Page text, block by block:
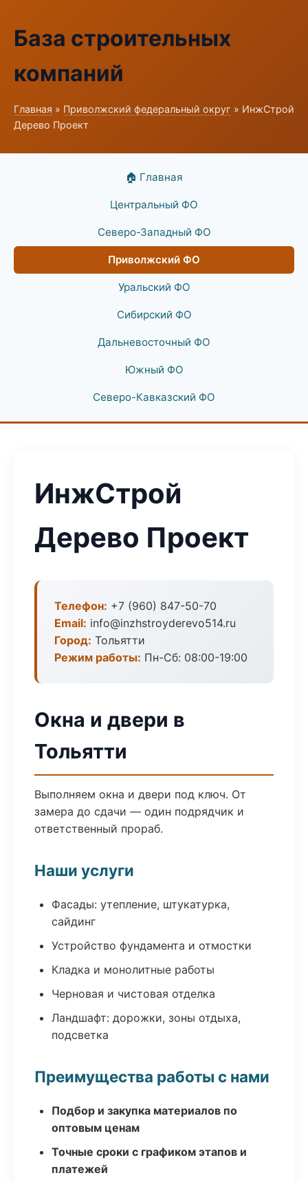
База строительных
компаний
Главная » Приволжский федеральный округ » ИнжСтрой
Дерево Проект
🏠 Главная
Центральный ФО
Северо-Западный ФО
Приволжский ФО
Уральский ФО
Сибирский ФО
Дальневосточный ФО
Южный ФО
Северо-Кавказский ФО
ИнжСтрой
Дерево Проект
Телефон: +7 (960) 847-50-70
Email: info@inzhstroyderevo514.ru
Город: Тольятти
Режим работы: Пн-Сб: 08:00-19:00
Окна и двери в
Тольятти
Выполняем окна и двери под ключ. От
замера до сдачи — один подрядчик и
ответственный прораб.
Наши услуги
Фасады: утепление, штукатурка,
сайдинг
Устройство фундамента и отмостки
Кладка и монолитные работы
Черновая и чистовая отделка
Ландшафт: дорожки, зоны отдыха,
подсветка
Преимущества работы с нами
Подбор и закупка материалов по
оптовым ценам
Точные сроки с графиком этапов и
платежей